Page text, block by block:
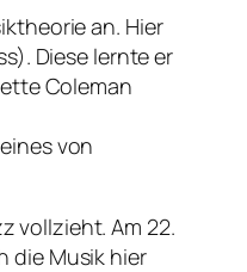
an. Hier
Diese lernte er
Coleman
von
vollzieht. Am 22.
die Musik hier